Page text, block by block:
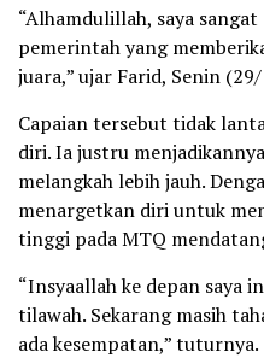
“Alhamdulillah, saya sangat
pemerintah yang
juara,” ujar Farid, Senin
Capaian tersebut tidak
diri. Ia justru
melangkah lebih jauh.
menargetkan diri untuk
tinggi pada MTQ
“Insyaallah ke depan saya
tilawah. Sekarang masih
ada kesempatan,” tuturnya.